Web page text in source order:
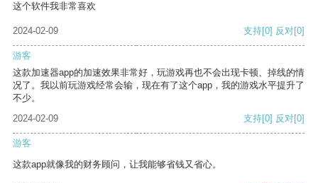
这个软件我非常喜欢
2024-02-09 支持[0] 反对[0]
游客
这款加速器app的加速效果非常好，玩游戏再也不会出现卡顿、掉线的情
况了。我以前玩游戏经常会输，现在有了这个app，我的游戏水平提升了
不少。
2024-02-09
支持[0] 反对[0]
游客
这款app就像我的财务顾问，让我能够省钱又省心。